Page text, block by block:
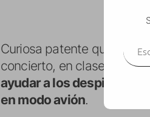
Curiosa patente que ha
concierto, en clase, o en
ayudar a los despistados
en modo avión.